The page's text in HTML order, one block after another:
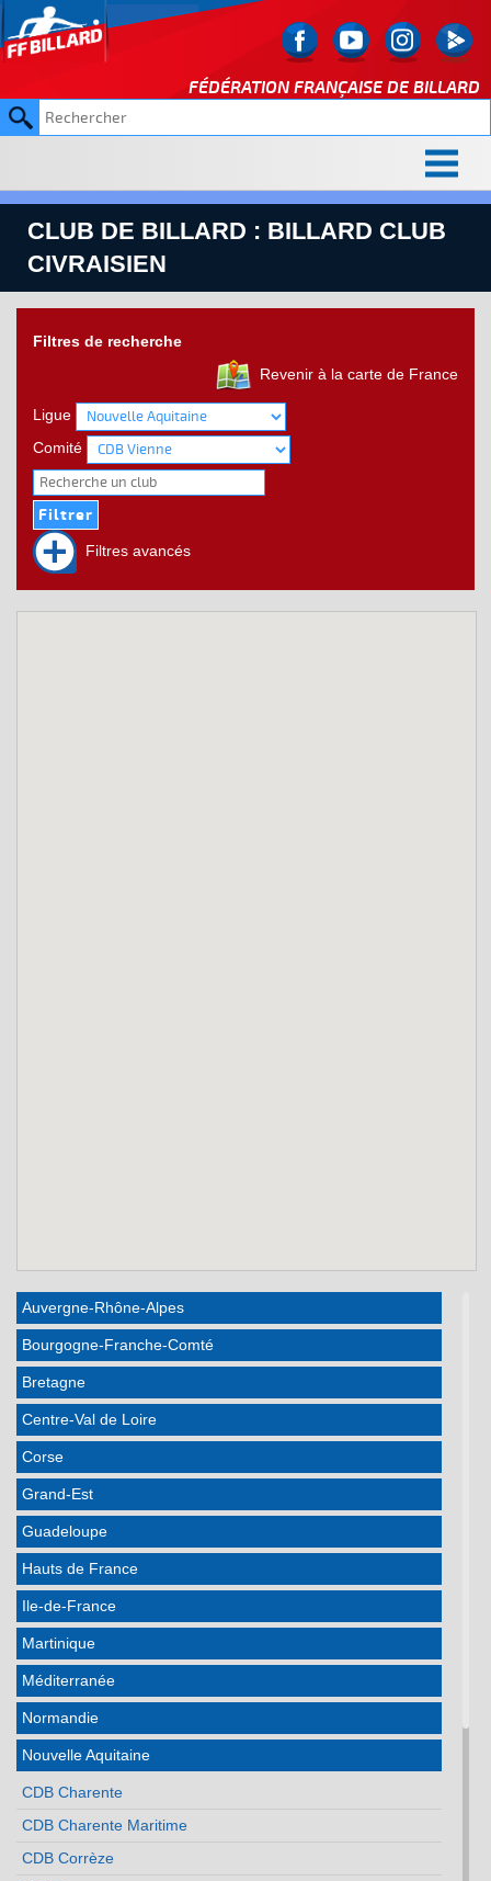
FÉDÉRATION FRANÇAISE DE BILLARD
CLUB DE BILLARD : BILLARD CLUB
CIVRAISIEN
Filtres de recherche
Revenir à la carte de France
Ligue
Comité
Filtres avancés
Auvergne-Rhône-Alpes
Bourgogne-Franche-Comté
Bretagne
Centre-Val de Loire
Corse
Grand-Est
Guadeloupe
Hauts de France
Ile-de-France
Martinique
Méditerranée
Normandie
Nouvelle Aquitaine
CDB Charente
CDB Charente Maritime
CDB Corrèze